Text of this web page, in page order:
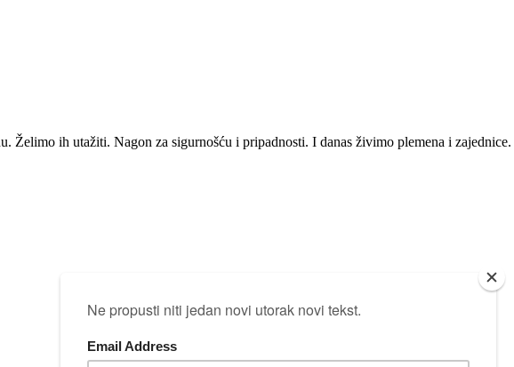
Želimo ih utažiti. Nagon za sigurnošću i pripadnosti. I danas živimo plemena i zajednice.